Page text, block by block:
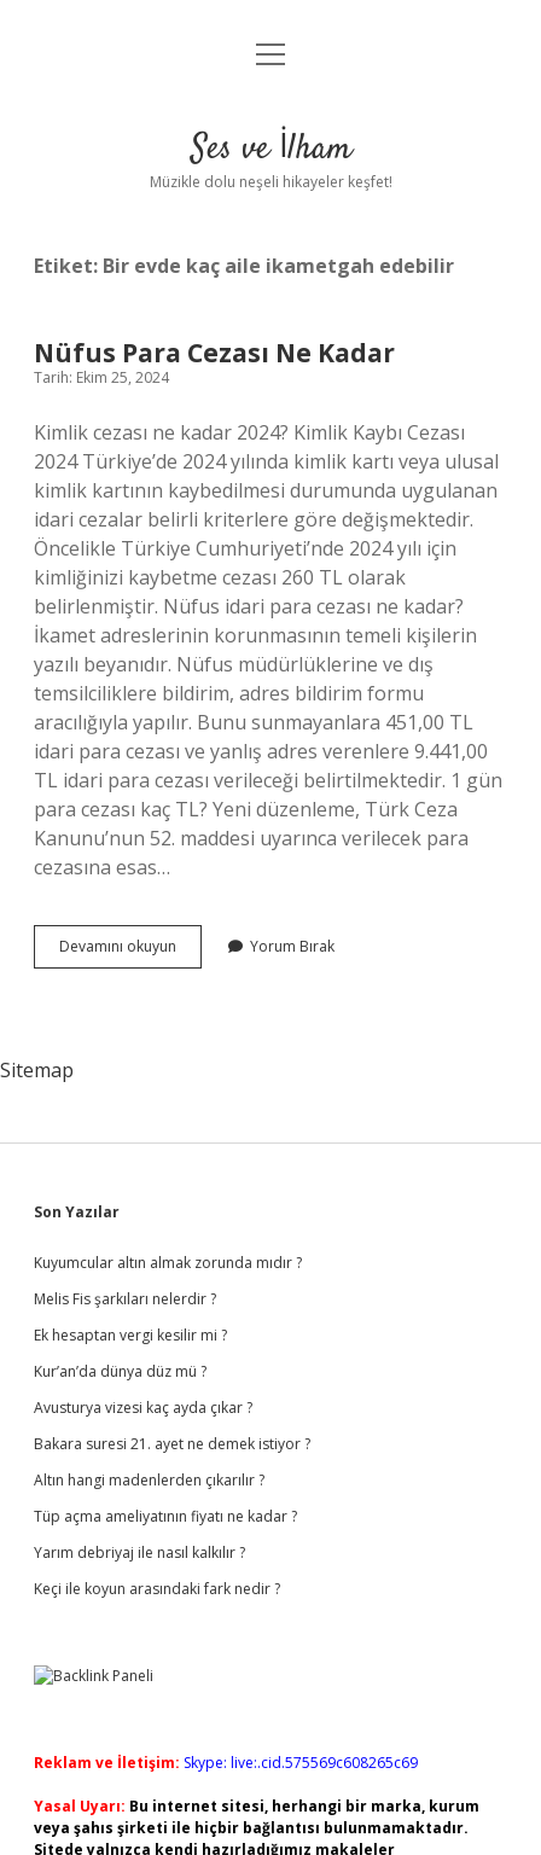
Anasayfa
Yasal Uyarı
menüyü
Ses ve İlham
Müzikle dolu neşeli hikayeler keşfet!
Etiket: Bir evde kaç aile ikametgah edebilir
Nüfus Para Cezası Ne Kadar
Tarih: Ekim 25, 2024
Kimlik cezası ne kadar 2024? Kimlik Kaybı Cezası
2024 Türkiye’de 2024 yılında kimlik kartı veya ulusal
kimlik kartının kaybedilmesi durumunda uygulanan
idari cezalar belirli kriterlere göre değişmektedir.
Öncelikle Türkiye Cumhuriyeti’nde 2024 yılı için
kimliğinizi kaybetme cezası 260 TL olarak
belirlenmiştir. Nüfus idari para cezası ne kadar?
İkamet adreslerinin korunmasının temeli kişilerin
yazılı beyanıdır. Nüfus müdürlüklerine ve dış
temsilciliklere bildirim, adres bildirim formu
aracılığıyla yapılır. Bunu sunmayanlara 451,00 TL
idari para cezası ve yanlış adres verenlere 9.441,00
TL idari para cezası verileceği belirtilmektedir. 1 gün
para cezası kaç TL? Yeni düzenleme, Türk Ceza
Kanunu’nun 52. maddesi uyarınca verilecek para
cezasına esas…
Devamını okuyun
Para
Yorum Bırak
Sitemap
Sidebar
Son Yazılar
Kuyumcular altın almak zorunda mıdır ?
Melis Fis şarkıları nelerdir ?
Ek hesaptan vergi kesilir mi ?
Kur’an’da dünya düz mü ?
Avusturya vizesi kaç ayda çıkar ?
Bakara suresi 21. ayet ne demek istiyor ?
Altın hangi madenlerden çıkarılır ?
Tüp açma ameliyatının fiyatı ne kadar ?
Yarım debriyaj ile nasıl kalkılır ?
Keçi ile koyun arasındaki fark nedir ?
Reklam ve İletişim: Skype: live:.cid.575569c608265c69
Yasal Uyarı: Bu internet sitesi, herhangi bir marka, kurum
veya şahıs şirketi ile hiçbir bağlantısı bulunmamaktadır.
Sitede yalnızca kendi hazırladığımız makaleler